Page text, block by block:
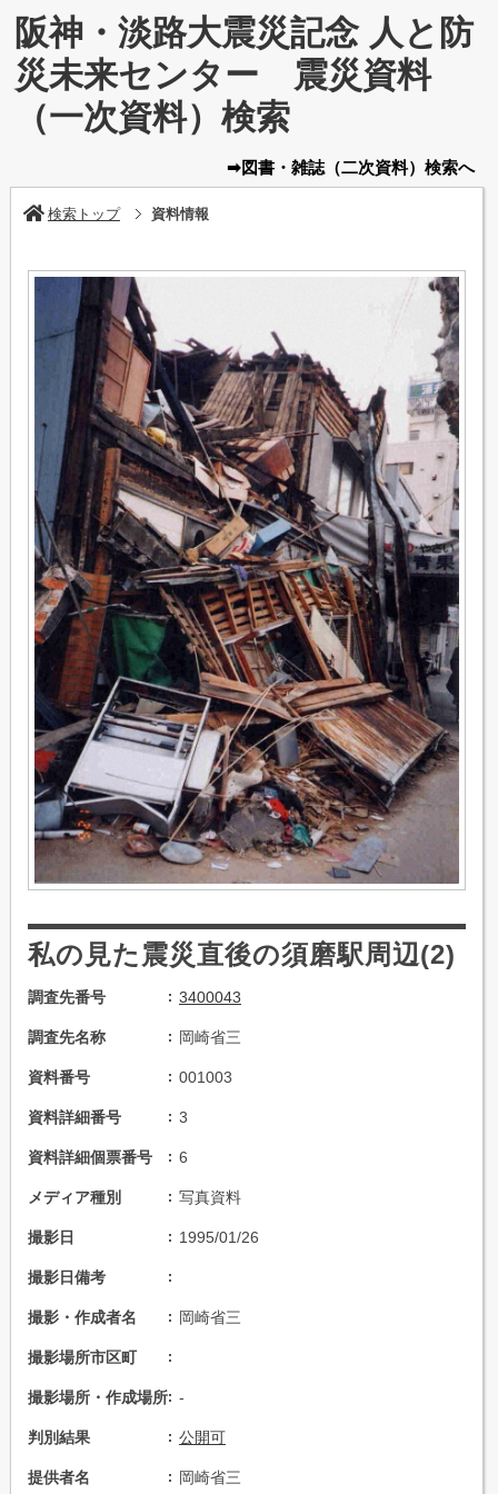
阪神・淡路大震災記念 人と防
災未来センター 震災資料
（一次資料）検索
➡図書・雑誌（二次資料） 検索へ
検索トップ 資料情報
私の見た震災直後の須磨駅周辺(2)
調査先番号 3400043
調査先名称 岡崎省三
資料番号 001003
資料詳細番号 3
資料詳細個票番号 6
メディア種別 写真資料
撮影日 1995/01/26
撮影日備考
撮影・作成者名 岡崎省三
撮影場所市区町
撮影場所・作成場所 -
判別結果 公開可
提供者名 岡崎省三